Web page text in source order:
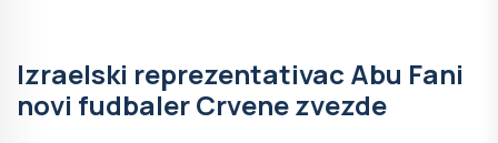
Izraelski reprezentativac Abu Fani
novi fudbaler Crvene zvezde